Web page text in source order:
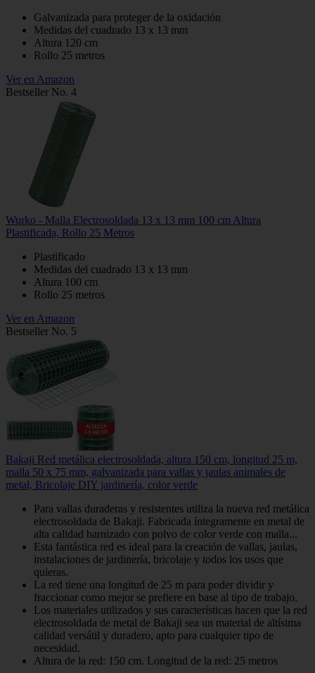
Galvanizada para proteger de la oxidación
Medidas del cuadrado 13 x 13 mm
Altura 120 cm
Rollo 25 metros
Ver en Amazon
Bestseller No. 4
Wurko - Malla Electrosoldada 13 x 13 mm 100 cm Altura
Plastificada, Rollo 25 Metros
Plastificado
Medidas del cuadrado 13 x 13 mm
Altura 100 cm
Rollo 25 metros
Ver en Amazon
Bestseller No. 5
Bakaji Red metálica electrosoldada, altura 150 cm, longitud 25 m,
malla 50 x 75 mm, galvanizada para vallas y jaulas animales de
metal, Bricolaje DIY jardinería, color verde
Para vallas duraderas y resistentes utiliza la nueva red metálica
electrosoldada de Bakaji. Fabricada íntegramente en metal de
alta calidad barnizado con polvo de color verde con malla...
Esta fantástica red es ideal para la creación de vallas, jaulas,
instalaciones de jardinería, bricolaje y todos los usos que
quieras.
La red tiene una longitud de 25 m para poder dividir y
fraccionar como mejor se prefiere en base al tipo de trabajo.
Los materiales utilizados y sus características hacen que la red
electrosoldada de metal de Bakaji sea un material de altísima
calidad versátil y duradero, apto para cualquier tipo de
necesidad.
Altura de la red: 150 cm. Longitud de la red: 25 metros